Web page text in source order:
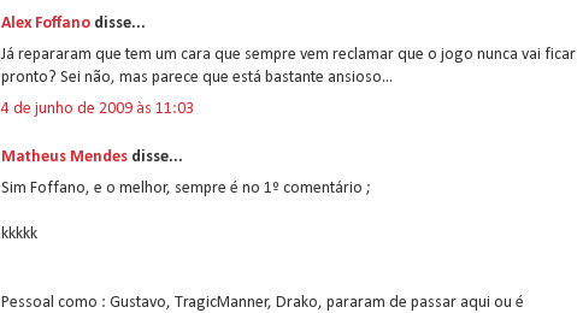
Alex Foffano disse...
Já repararam que tem um cara que sempre vem reclamar que o jogo nunca vai ficar
pronto? Sei não, mas parece que está bastante ansioso...
4 de junho de 2009 às 11:03
Matheus Mendes disse...
Sim Foffano, e o melhor, sempre é no 1º comentário ;
kkkkk
Pessoal como : Gustavo, TragicManner, Drako, pararam de passar aqui ou é